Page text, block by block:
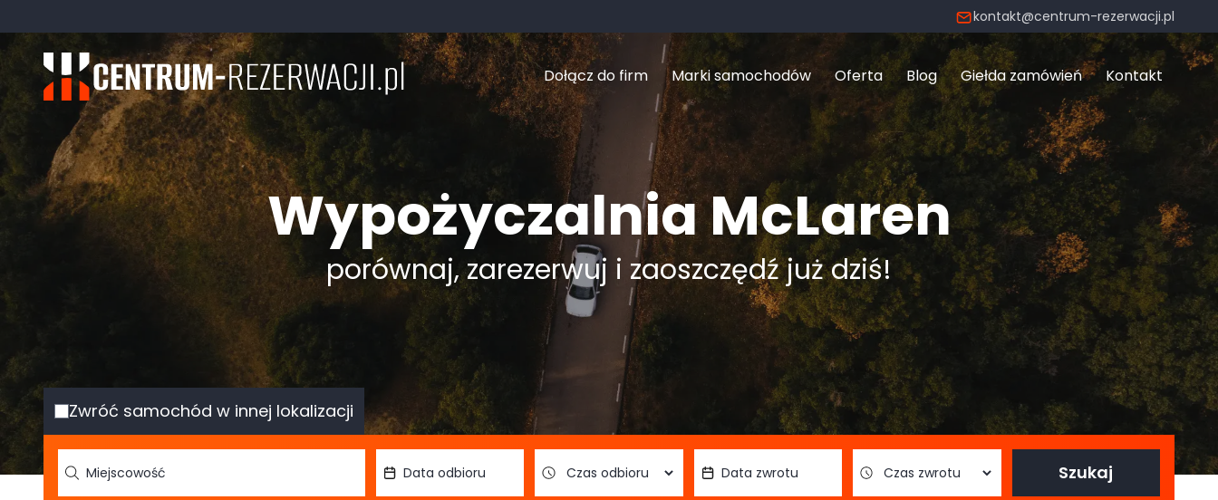
kontakt@centrum-rezerwacji.pl
Dołącz do firm Marki samochodów Oferta Blog Giełda zamówień Kontakt
Wypożyczalnia McLaren
porównaj, zarezerwuj i zaoszczędź już dziś!
Zwróć samochód w innej lokalizacji
Szukaj